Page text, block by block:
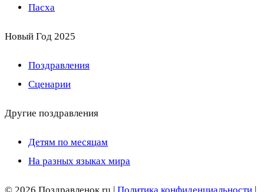
Пасха
Новый Год 2025
Поздравления
Сценарии
Другие поздравления
Детям по месяцам
На разных языках мира
© 2026 Поздравленок.ru | Политика конфиденциальности |